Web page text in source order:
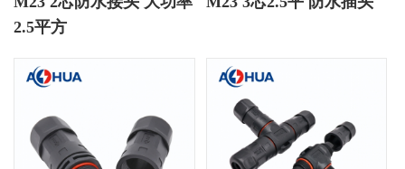
2.5平方